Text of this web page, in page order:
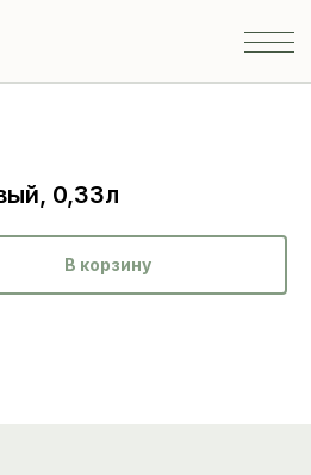
0,33л
В корзину